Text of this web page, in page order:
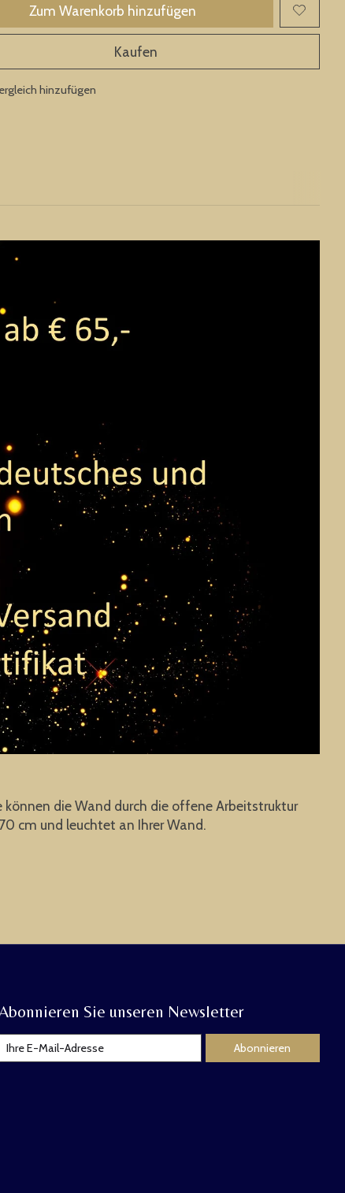
Zum Warenkorb hinzufügen
Kaufen
hinzufügen
die Wand durch die offene Arbeitstruktur
cm und leuchtet an Ihrer Wand.
Sie unseren Newsletter
Abonnieren